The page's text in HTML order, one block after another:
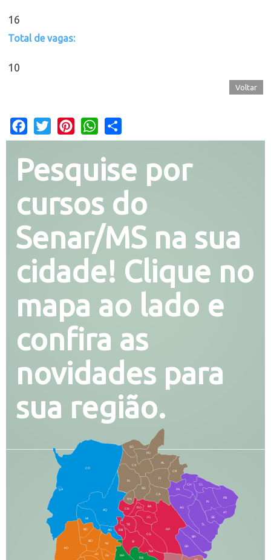
16
Total de vagas:
10
Voltar
Facebook
Twitter PinterestWhatsApp
Pesquise por
cursos do
Senar/MS na sua
cidade! Clique no
mapa ao lado e
confira as
novidades para
sua região.
CO
AQ
MI
AN
CX
RI
AL
CR
FI
SG
BA
CA
PA
CH CL
PB
SE
TL
AG
BR
SR
RP
RO
JG
CG
SI
NA
RB
MA
BD
BO
NI
JD
PO
DB
TE
IN
RN
CN
GL
AT
PG
SO
LA